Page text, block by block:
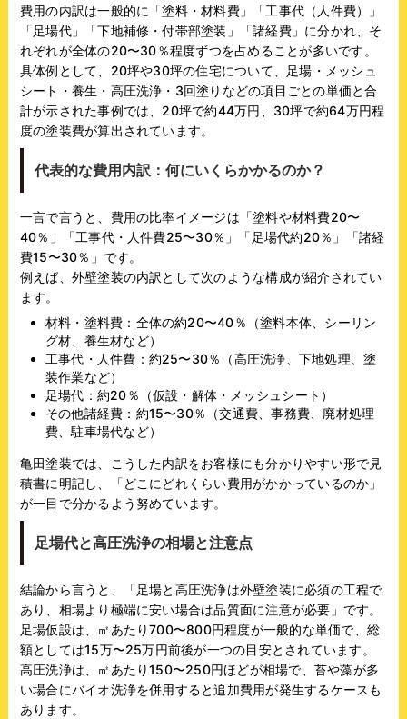
費用の内訳は一般的に「塗料・材料費」「工事代（人件費）」
「足場代」「下地補修・付帯部塗装」「諸経費」に分かれ、そ
れぞれが全体の20〜30％程度ずつを占めることが多いです。
具体例として、20坪や30坪の住宅について、足場・メッシュ
シート・養生・高圧洗浄・3回塗りなどの項目ごとの単価と合
計が示された事例では、20坪で約44万円、30坪で約64万円程
度の塗装費が算出されています。
代表的な費用内訳：何にいくらかかるのか？
一言で言うと、費用の比率イメージは「塗料や材料費20〜
40％」「工事代・人件費25〜30％」「足場代約20％」「諸経
費15〜30％」です。
例えば、外壁塗装の内訳として次のような構成が紹介されてい
ます。
材料・塗料費：全体の約20〜40％（塗料本体、シーリン
グ材、養生材など）
工事代・人件費：約25〜30％（高圧洗浄、下地処理、塗
装作業など）
足場代：約20％（仮設・解体・メッシュシート）
その他諸経費：約15〜30％（交通費、事務費、廃材処理
費、駐車場代など）
亀田塗装では、こうした内訳をお客様にも分かりやすい形で見
積書に明記し、「どこにどれくらい費用がかかっているのか」
が一目で分かるよう努めています。
足場代と高圧洗浄の相場と注意点
結論から言うと、「足場と高圧洗浄は外壁塗装に必須の工程で
あり、相場より極端に安い場合は品質面に注意が必要」です。
足場仮設は、㎡あたり700〜800円程度が一般的な単価で、総
額としては15万〜25万円前後が一つの目安とされています。
高圧洗浄は、㎡あたり150〜250円ほどが相場で、苔や藻が多
い場合にバイオ洗浄を併用すると追加費用が発生するケースも
あります。